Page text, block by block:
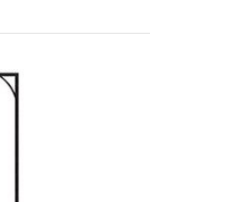
されているのが悲しい」『北の国から